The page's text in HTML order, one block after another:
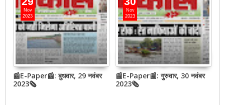
Nov
2023
📰E-Paper📰: बुधवार, 29 नवंबर
2023🗞
Nov
2023
📰E-Paper📰: गुरुवार, 30 नवंबर
2023🗞